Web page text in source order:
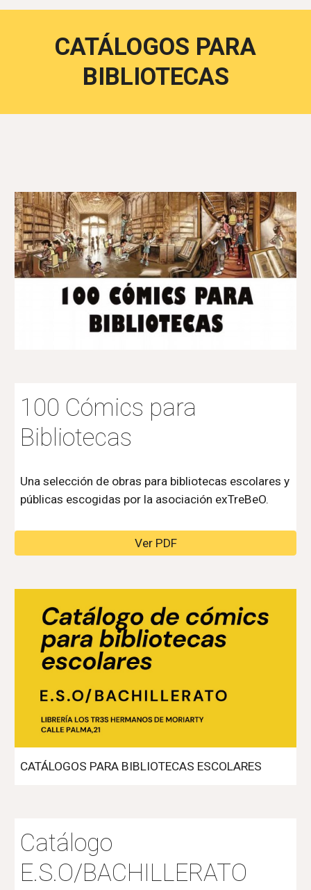
CATÁLOGOS PARA
BIBLIOTECAS
100 Cómics para
Bibliotecas
Una selección de obras para bibliotecas escolares y
públicas escogidas por la asociación exTreBeO.
Ver PDF
CATÁLOGOS PARA BIBLIOTECAS ESCOLARES
Catálogo
E.S.O/BACHILLERATO